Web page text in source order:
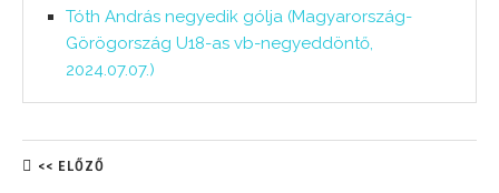
Tóth András negyedik gólja (Magyarország-
Görögország U18-as vb-negyeddöntő,
2024.07.07.)
<< ELŐZŐ